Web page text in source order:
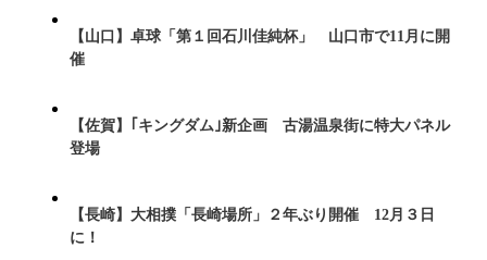
【山口】卓球「第１回石川佳純杯」 山口市で11月に開
催
【佐賀】｢キングダム｣新企画 古湯温泉街に特大パネル
登場
【長崎】大相撲「長崎場所」２年ぶり開催 12月３日
に！